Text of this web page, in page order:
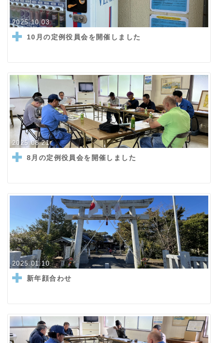
2025.10.03
10月の定例役員会を開催しました
2025.08.21
8月の定例役員会を開催しました
2025.01.10
新年顔合わせ